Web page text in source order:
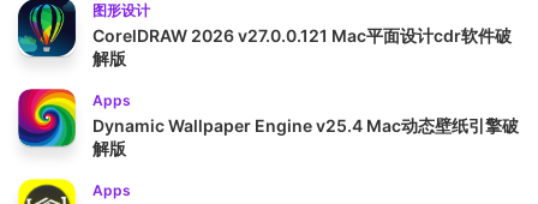
图形设计
CorelDRAW 2026 v27.0.0.121 Mac平面设计cdr软件破
解版
Apps
Dynamic Wallpaper Engine v25.4 Mac动态壁纸引擎破
解版
Apps